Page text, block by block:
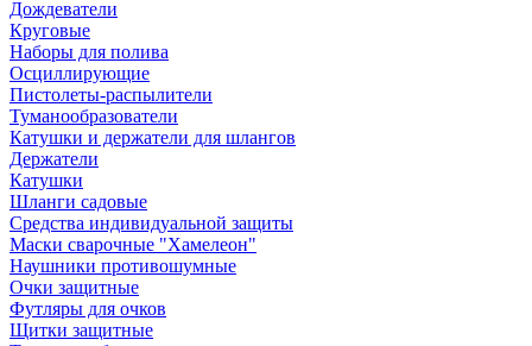
Дождеватели
Круговые
Наборы для полива
Осциллирующие
Пистолеты-распылители
Туманообразователи
Катушки и держатели для шлангов
Держатели
Катушки
Шланги садовые
Средства индивидуальной защиты
Маски сварочные "Хамелеон"
Наушники противошумные
Очки защитные
Футляры для очков
Щитки защитные